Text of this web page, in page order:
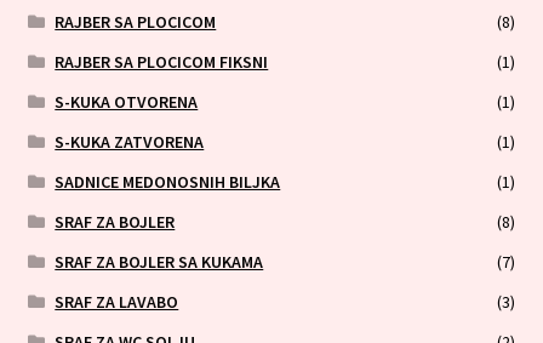
RAJBER SA PLOCICOM
(8)
RAJBER SA PLOCICOM FIKSNI
(1)
S-KUKA OTVORENA
(1)
S-KUKA ZATVORENA
(1)
SADNICE MEDONOSNIH BILJKA
(1)
SRAF ZA BOJLER
(8)
SRAF ZA BOJLER SA KUKAMA
(7)
SRAF ZA LAVABO
(3)